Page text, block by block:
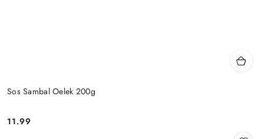
Sos Sambal Oelek 200g
Cena:
11.99